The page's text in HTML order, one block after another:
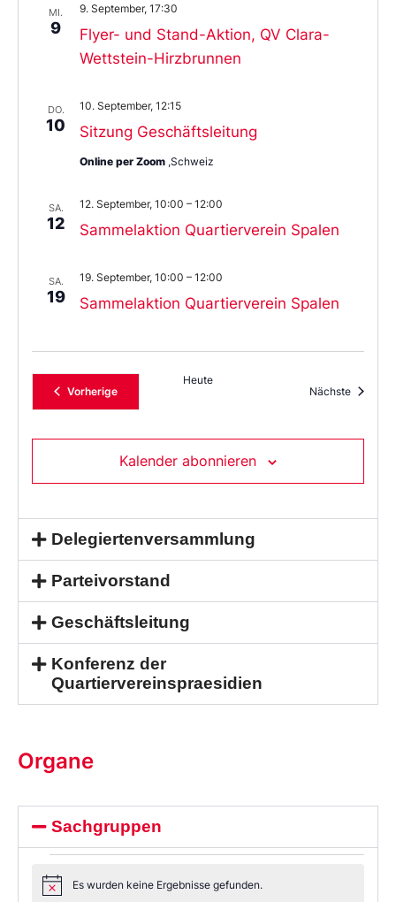
MI.
9
Flyer- und Stand-Aktion, QV Clara-
Wettstein-Hirzbrunnen
9. September, 17:30
DO.
10 Sitzung Geschäftsleitung
10. September, 12:15
Online per Zoom ,Schweiz
SA.
12 Sammelaktion Quartierverein Spalen
12. September, 10:00 – 12:00
SA.
19 Sammelaktion Quartierverein Spalen
19. September, 10:00 – 12:00
VorherigeVeranstaltungen
Heute
Nächste
Kalender abonnieren
Delegiertenversammlung
Parteivorstand
Geschäftsleitung
Konferenz der
Quartiervereinspraesidien
Organe
Sachgruppen
NoticeEs wurden keine Ergebnisse gefunden.